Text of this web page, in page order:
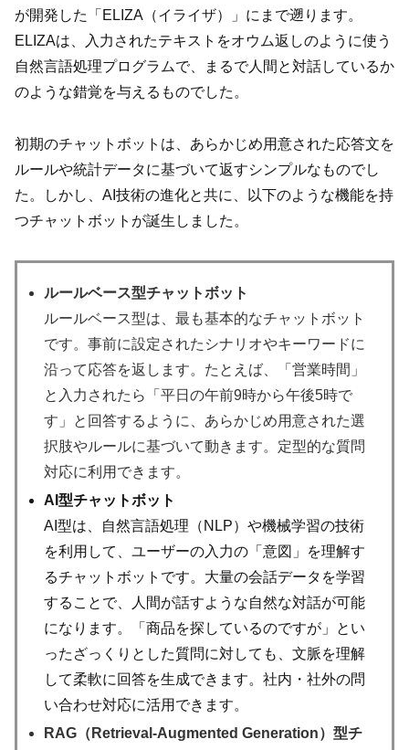
が開発した「ELIZA（イライザ）」にまで遡ります。
ELIZAは、入力されたテキストをオウム返しのように使う
自然言語処理プログラムで、まるで人間と対話しているか
のような錯覚を与えるものでした。
初期のチャットボットは、あらかじめ用意された応答文を
ルールや統計データに基づいて返すシンプルなものでし
た。しかし、AI技術の進化と共に、以下のような機能を持
つチャットボットが誕生しました。
ルールベース型チャットボット
ルールベース型は、最も基本的なチャットボット
です。事前に設定されたシナリオやキーワードに
沿って応答を返します。たとえば、「営業時間」
と入力されたら「平日の午前9時から午後5時で
す」と回答するように、あらかじめ用意された選
択肢やルールに基づいて動きます。定型的な質問
対応に利用できます。
AI型チャットボット
AI型は、自然言語処理（NLP）や機械学習の技術
を利用して、ユーザーの入力の「意図」を理解す
るチャットボットです。大量の会話データを学習
することで、人間が話すような自然な対話が可能
になります。「商品を探しているのですが」とい
ったざっくりとした質問に対しても、文脈を理解
して柔軟に回答を生成できます。社内・社外の問
い合わせ対応に活用できます。
RAG（Retrieval-Augmented Generation）型チ